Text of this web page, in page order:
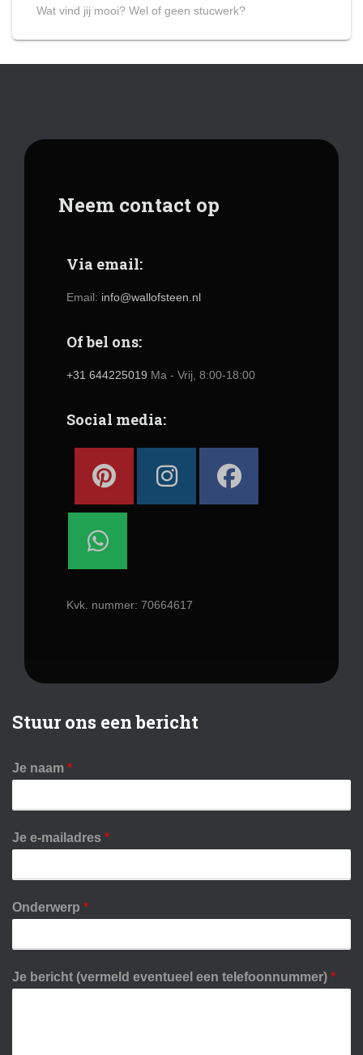
Wat vind jij mooi? Wel of geen stucwerk?
Neem contact op
Via email:
Email: info@wallofsteen.nl
Of bel ons:
+31 644225019 Ma - Vrij, 8:00-18:00
Social media:
Kvk. nummer: 70664617
Stuur ons een bericht
Je naam *
Je e-mailadres *
Onderwerp *
Je bericht (vermeld eventueel een telefoonnummer) *